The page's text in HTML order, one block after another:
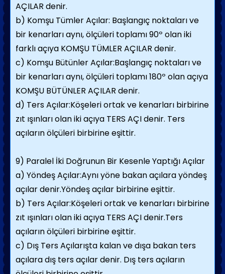
AÇILAR denir.
b) Komşu Tümler Açılar: Başlangıç noktaları ve
bir kenarları aynı, ölçüleri toplamı 90º olan iki
farklı açıya KOMŞU TÜMLER AÇILAR denir.
c) Komşu Bütünler Açılar:Başlangıç noktaları ve
bir kenarları aynı, ölçüleri toplamı 180º olan açıya
KOMŞU BÜTÜNLER AÇILAR denir.
d) Ters Açılar:Köşeleri ortak ve kenarları birbirine
zıt ışınları olan iki açıya TERS AÇI denir. Ters
açıların ölçüleri birbirine eşittir.
9) Paralel İki Doğrunun Bir Kesenle Yaptığı Açılar
a) Yöndeş Açılar:Aynı yöne bakan açılara yöndeş
açılar denir.Yöndeş açılar birbirine eşittir.
b) Ters Açılar:Köşeleri ortak ve kenarları birbirine
zıt ışınları olan iki açıya TERS AÇI denir.Ters
açıların ölçüleri birbirine eşittir.
c) Dış Ters Açılarışta kalan ve dışa bakan ters
açılara dış ters açılar denir. Dış ters açıların